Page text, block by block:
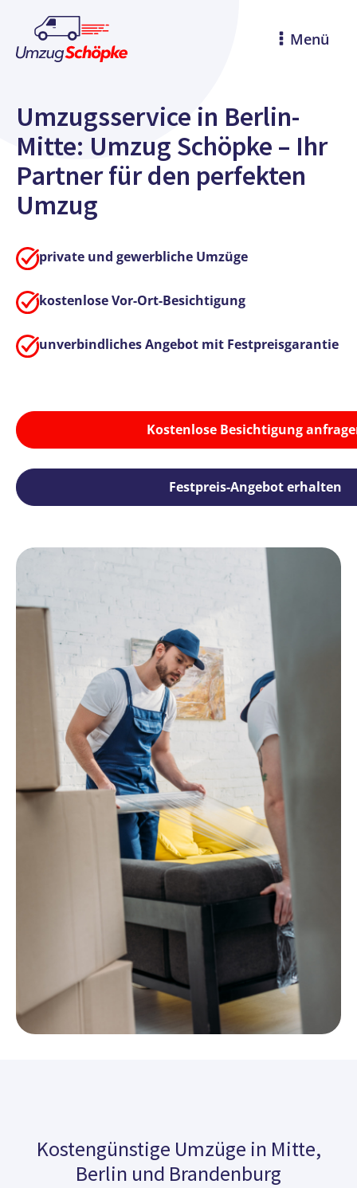
Menü
Umzugsservice in Berlin-
Mitte: Umzug Schöpke – Ihr
Partner für den perfekten
Umzug
private und gewerbliche Umzüge
kostenlose Vor-Ort-Besichtigung
unverbindliches Angebot mit Festpreisgarantie
Kostenlose Besichtigung
Festpreis-Angebot erhalten
Kostengünstige Umzüge in Mitte,
Berlin und Brandenburg